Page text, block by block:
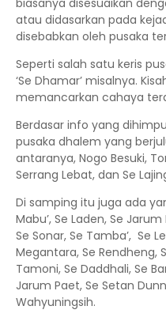
biasanya disesuaikan
atau didasarkan pada
disebabkan oleh pusaka
Seperti salah satu keris
‘Se Dhamar’ misalnya.
memancarkan cahaya
Berdasar info yang
pusaka dhalem yang
antaranya, Nogo Besuki,
Serrang Lebat, dan Se
Di samping itu juga ada
Mabu’, Se Laden, Se
Se Sonar, Se Tamba’, Se
Megantara, Se Rendheng,
Tamoni, Se Daddhali, Se
Jarum Paet, Se Setan
Wahyuningsih.